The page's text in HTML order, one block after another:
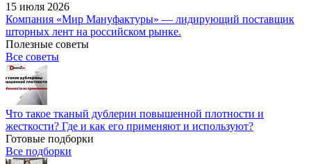
15 июля 2026
Компания «Мир Мануфактуры» — лидирующий поставщик
шторных лент на российском рынке.
Полезные советы
Все советы
Что такое тканый дублерин повышенной плотности и
жесткости? Где и как его применяют и используют?
Готовые подборки
Все подборки